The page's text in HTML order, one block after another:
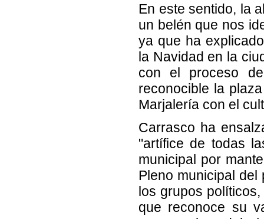
En este sentido, la
un belén que nos
ya que ha
la Navidad en la
con el proceso
reconocible la
Marjalería con el
Carrasco ha
"artífice de todas
municipal por
Pleno municipal
los grupos
que reconoce su